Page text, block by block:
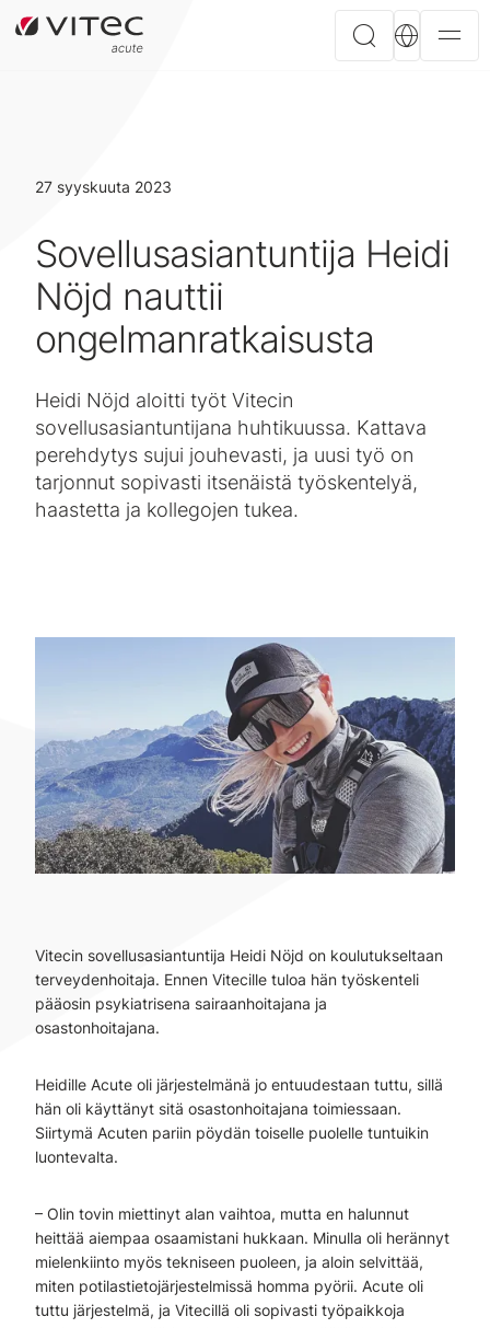
27 syyskuuta 2023
Sovellusasiantuntija Heidi
Nöjd nauttii
ongelmanratkaisusta
Heidi Nöjd aloitti työt Vitecin
sovellusasiantuntijana huhtikuussa. Kattava
perehdytys sujui jouhevasti, ja uusi työ on
tarjonnut sopivasti itsenäistä työskentelyä,
haastetta ja kollegojen tukea.
Vitecin sovellusasiantuntija Heidi Nöjd on koulutukseltaan
terveydenhoitaja. Ennen Vitecille tuloa hän työskenteli
pääosin psykiatrisena sairaanhoitajana ja
osastonhoitajana.
Heidille Acute oli järjestelmänä jo entuudestaan tuttu, sillä
hän oli käyttänyt sitä osastonhoitajana toimiessaan.
Siirtymä Acuten pariin pöydän toiselle puolelle tuntuikin
luontevalta.
– Olin tovin miettinyt alan vaihtoa, mutta en halunnut
heittää aiempaa osaamistani hukkaan. Minulla oli herännyt
mielenkiinto myös tekniseen puoleen, ja aloin selvittää,
miten potilastietojärjestelmissä homma pyörii. Acute oli
tuttu järjestelmä, ja Vitecillä oli sopivasti työpaikkoja